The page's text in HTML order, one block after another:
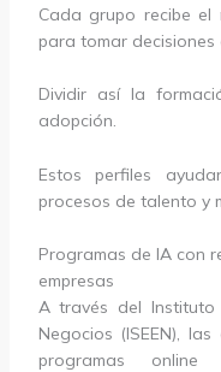
Cada grupo recibe el
para tomar
Dividir así la
adopción.
Estos perfiles
procesos de talento y
Programas de IA con
empresas
A través del Instituto
Negocios (ISEEN),
programas online